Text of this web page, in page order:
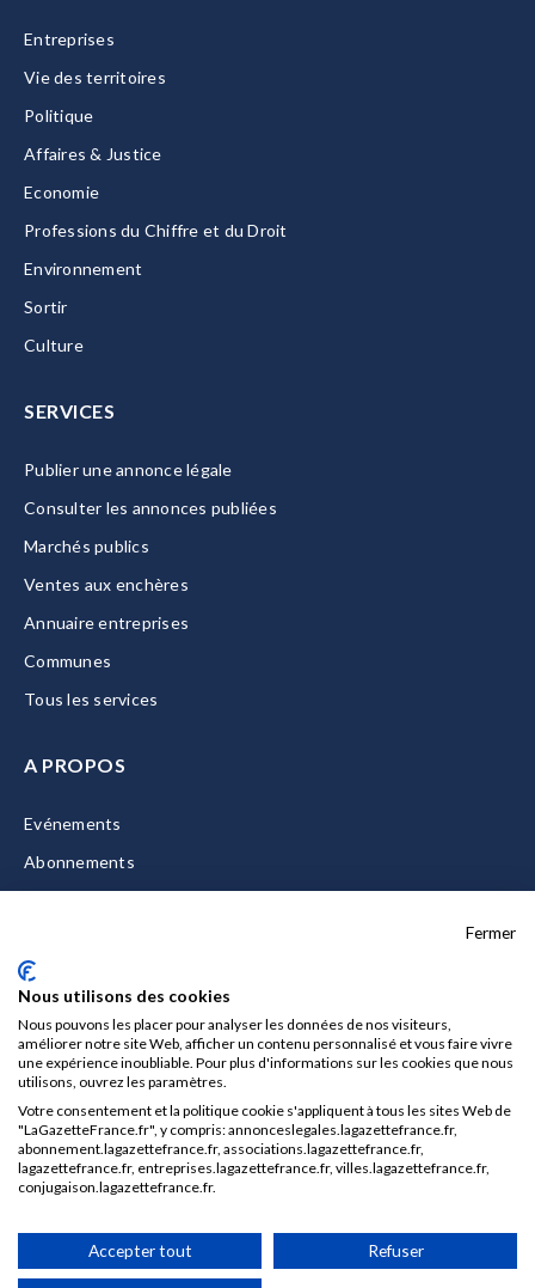
Entreprises
Vie des territoires
Politique
Affaires & Justice
Economie
Professions du Chiffre et du Droit
Environnement
Sortir
Culture
SERVICES
Publier une annonce légale
Consulter les annonces publiées
Marchés publics
Ventes aux enchères
Annuaire entreprises
Communes
Tous les services
A PROPOS
Evénements
Abonnements
Nous contacter
Mentions légales
CGU/CGV
Données personnelles
Gérer vos cookies
© 2026 La Gazette France
Fermer
Nous utilisons des cookies
Nous pouvons les placer pour analyser les données de nos visiteurs,
améliorer notre site Web, afficher un contenu personnalisé et vous faire vivre
une expérience inoubliable. Pour plus d'informations sur les cookies que nous
utilisons, ouvrez les paramètres.
Votre consentement et la politique cookie s'appliquent à tous les sites Web de
"LaGazetteFrance.fr", y compris: annonceslegales.lagazettefrance.fr,
abonnement.lagazettefrance.fr, associations.lagazettefrance.fr,
lagazettefrance.fr, entreprises.lagazettefrance.fr, villes.lagazettefrance.fr,
conjugaison.lagazettefrance.fr.
Accepter tout Refuser